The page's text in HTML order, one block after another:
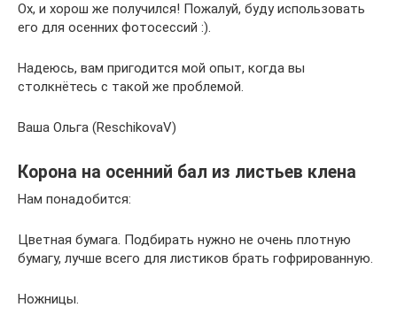
Ох, и хорош же получился! Пожалуй, буду использовать
его для осенних фотосессий :).
Надеюсь, вам пригодится мой опыт, когда вы
столкнётесь с такой же проблемой.
Ваша Ольга (ReschikovaV)
Корона на осенний бал из листьев клена
Нам понадобится:
Цветная бумага. Подбирать нужно не очень плотную
бумагу, лучше всего для листиков брать гофрированную.
Ножницы.